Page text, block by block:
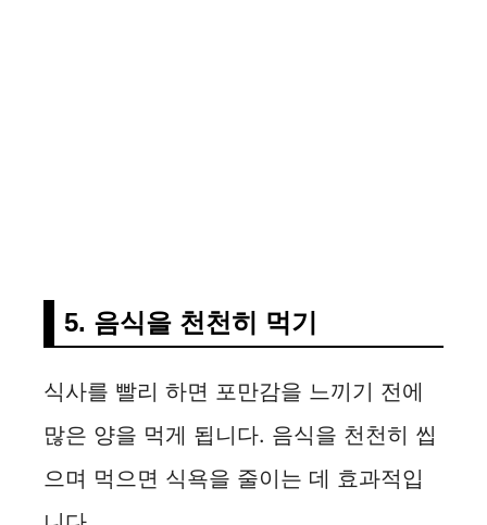
5. 음식을 천천히 먹기
식사를 빨리 하면 포만감을 느끼기 전에
많은 양을 먹게 됩니다. 음식을 천천히 씹
으며 먹으면 식욕을 줄이는 데 효과적입